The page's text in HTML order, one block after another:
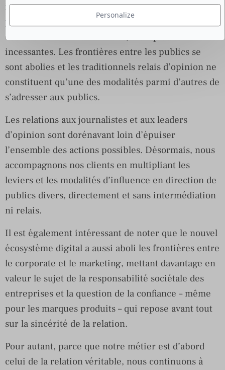
informations qui circulent sur elles. Nous sommes
passés d’une communication verticale, maîtrisée, à
des interactions horizontales, multiples et
incessantes. Les frontières entre les publics se
sont abolies et les traditionnels relais d’opinion ne
constituent qu’une des modalités parmi d’autres de
s’adresser aux publics.
Les relations aux journalistes et aux leaders
d’opinion sont dorénavant loin d’épuiser
l’ensemble des actions possibles. Désormais, nous
accompagnons nos clients en multipliant les
leviers et les modalités d’influence en direction de
publics divers, directement et sans intermédiation
ni relais.
Il est également intéressant de noter que le nouvel
écosystème digital a aussi aboli les frontières entre
le corporate et le marketing, mettant davantage en
valeur le sujet de la responsabilité sociétale des
entreprises et la question de la confiance – même
pour les marques produits – qui repose avant tout
sur la sincérité de la relation.
Pour autant, parce que notre métier est d’abord
celui de la relation véritable, nous continuons à
Personalize